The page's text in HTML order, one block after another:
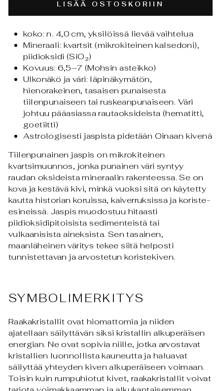
LISÄÄ OSTOSKORIIN
koko: n. 4,0 cm, yksilöissä lievää vaihtelua
Mineraali: kvartsit (mikrokiteinen kalsedoni),
piidioksidi (SiO₂)
Kovuus: 6,5–7 (Mohsin asteikko)
Ulkonäkö ja väri: läpinäkymätön,
hienorakeinen, tasaisen punaisesta
tiilenpunaiseen tai ruskeanpunaiseen. Väri
johtuu pääasiassa rautaoksideista (hematitti,
goetiitti)
Astrologisesti jaspista pidetään Oinaan kivenä
Tiilenpunainen jaspis on mikrokiteinen
kvartsimuunnos, jonka punainen väri syntyy
raudan oksideista mineraalin rakenteessa. Se on
kova ja kestävä kivi, minkä vuoksi sitä on käytetty
kautta historian koruissa, kaiverruksissa ja koriste-
esineissä. Jaspis muodostuu hitaasti
piidioksidipitoisista sedimenteistä tai
vulkaanisista aineksista. Sen tasainen,
maanläheinen väritys tekee siitä helposti
tunnistettavan ja arvostetun koristekiven.
SYMBOLIMERKITYS
Raakakristallit ovat hiomattomia ja niiden
ajatellaan säilyttävän siksi kristallin alkuperäisen
energian. Ne ovat sopivia niille, jotka arvostavat
kristallien luonnollista kauneutta ja haluavat
säilyttää yhteyden kiven alkuperäiseen voimaan.
Toisin kuin rumpuhiotut kivet, raakakristallit voivat